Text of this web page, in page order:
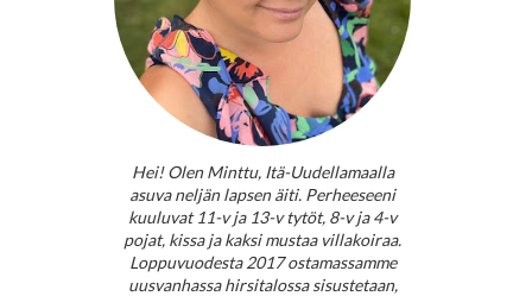
Hei! Olen Minttu, Itä-Uudellamaalla
asuva neljän lapsen äiti. Perheeseeni
kuuluvat 11-v ja 13-v tytöt, 8-v ja 4-v
pojat, kissa ja kaksi mustaa villakoiraa.
Loppuvuodesta 2017 ostamassamme
uusvanhassa hirsitalossa sisustetaan,